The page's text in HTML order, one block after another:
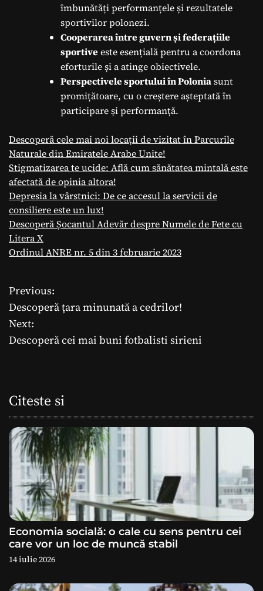
îmbunătăți performanțele și rezultatele
sportivilor polonezi.
Cooperarea între guvern și federațiile
sportiveeste esențială pentru a coordona
eforturile și a atinge obiectivele.
Perspectivele sportului în Poloniasunt
promițătoare, cu o creștere așteptată în
participare și performanță.
Descoperă cele mai noi locații de vizitat în Parcurile
Naturale din Emiratele Arabe Unite!
Stigmatizarea te ucide: Află cum sănătatea mintală este
afectată de opinia altora!
Depresia la vârstnici: De ce accesul la servicii de
consiliere este un lux!
Descoperă Șocantul Adevăr despre Numele de Fete cu
Litera X
Ordinul ANRE nr. 5 din 3 februarie 2023
N
a
v
g
a
r
î
n
a
Previous:
Descoperă țara minunată a cedrilor!
Next:
Descoperă cei mai buni fotbalisti sirieni
Citeste si
Economia socială: o cale cu sens pentru cei
care vor un loc de muncă stabil
14 iulie 2026